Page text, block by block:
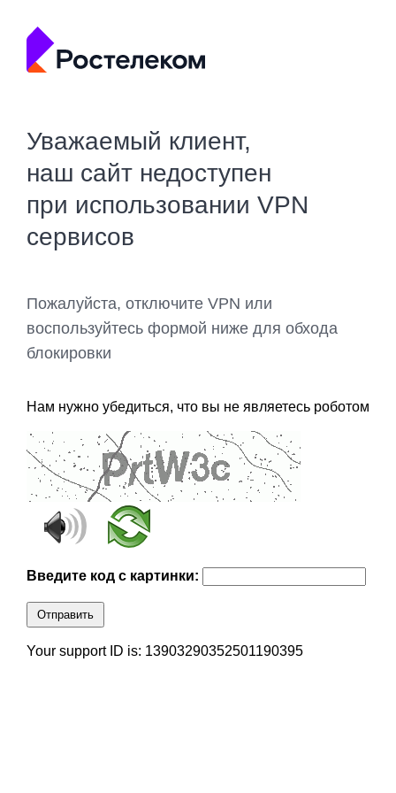
Уважаемый клиент,
наш сайт недоступен
при использовании VPN
сервисов
Пожалуйста, отключите VPN или
воспользуйтесь формой ниже для обхода
блокировки
Нам нужно убедиться, что вы не являетесь роботом
Введите код с картинки:
Отправить
Your support ID is: 13903290352501190395